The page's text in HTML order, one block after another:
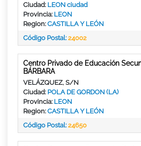
Ciudad: LEON ciudad
Provincia: LEON
Region:CASTILLA Y LEÓN
Código Postal:24002
Centro Privado de Educación
BÁRBARA
VELÁZQUEZ, S/N
Ciudad: POLA DE GORDON (LA)
Provincia: LEON
Region:CASTILLA Y LEÓN
Código Postal:24650